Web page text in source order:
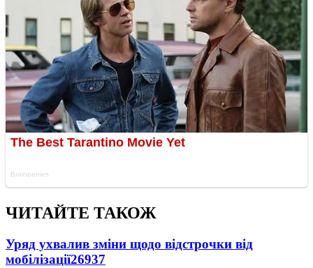
ЧИТАЙТЕ ТАКОЖ
Уряд ухвалив зміни щодо відстрочки від
мобілізації26937